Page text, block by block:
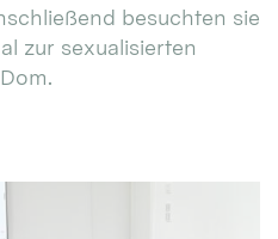
besuchten sie
zur sexualisierten